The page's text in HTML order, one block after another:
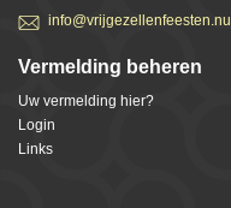
info@vrijgezellenfeesten.nu
Vermelding beheren
Uw vermelding hier?
Login
Links